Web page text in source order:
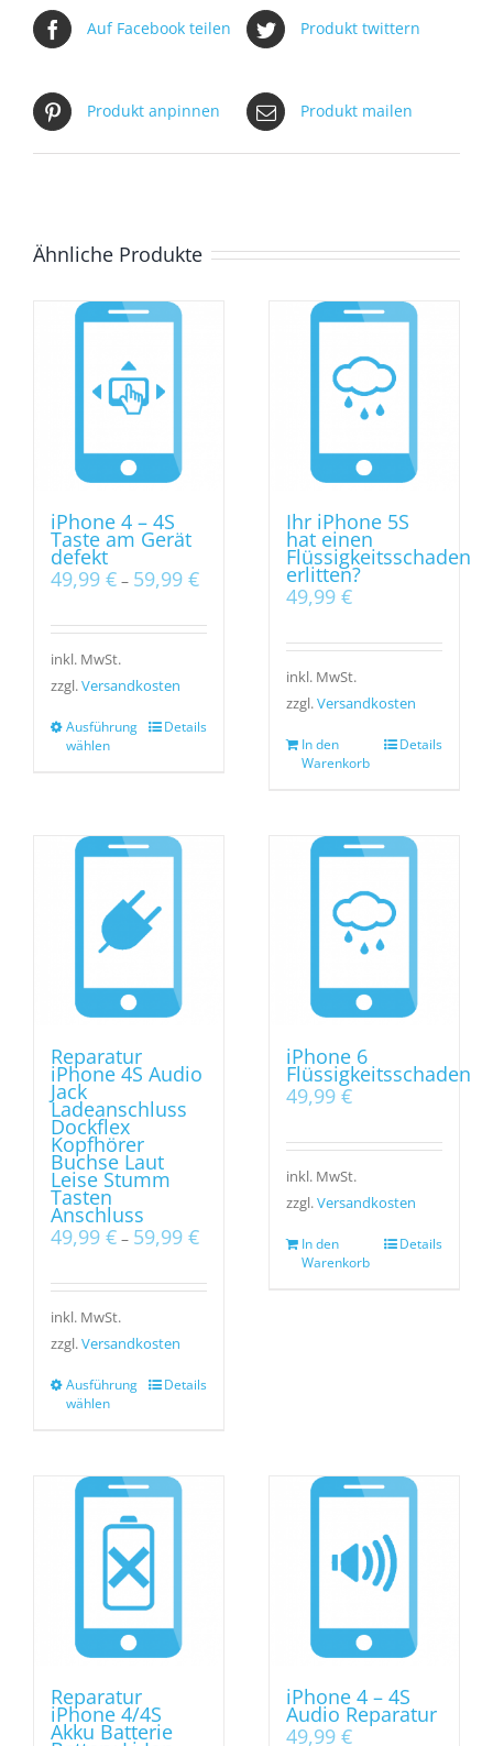
Auf Facebook teilen Produkt twittern
Produkt anpinnen Produkt mailen
Ähnliche Produkte
iPhone 4 – 4S
Taste am Gerät
defekt
49,99 € – 59,99 €
inkl. MwSt.
zzgl.Versandkosten
Ausführung
wählen
Details
Ihr iPhone 5S
hat einen
Flüssigkeitsschaden
erlitten?
49,99 €
inkl. MwSt.
zzgl.Versandkosten
In den
Warenkorb
Details
Reparatur
iPhone 4S Audio
Jack
Ladeanschluss
Dockflex
Kopfhörer
Buchse Laut
Leise Stumm
Tasten
Anschluss
49,99 € – 59,99 €
inkl. MwSt.
zzgl.Versandkosten
Ausführung
wählen
Details
iPhone 6
Flüssigkeitsschaden
49,99 €
inkl. MwSt.
zzgl.Versandkosten
In den
Warenkorb
Details
Reparatur
iPhone 4/4S
Akku Batterie
iPhone 4 – 4S
Audio Reparatur
49,99 €